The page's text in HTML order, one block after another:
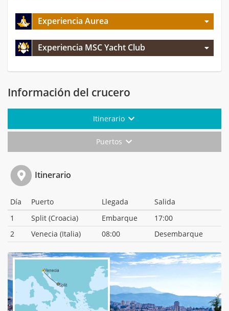
Experiencia Aurea
Experiencia MSC Yacht Club
Información del crucero
Itinerario
Puertos
Itinerario
Día Puerto Llegada
Salida
1
Split (Croacia) Embarque
17:00
2
Venecia (Italia) 08:00 Desembarque